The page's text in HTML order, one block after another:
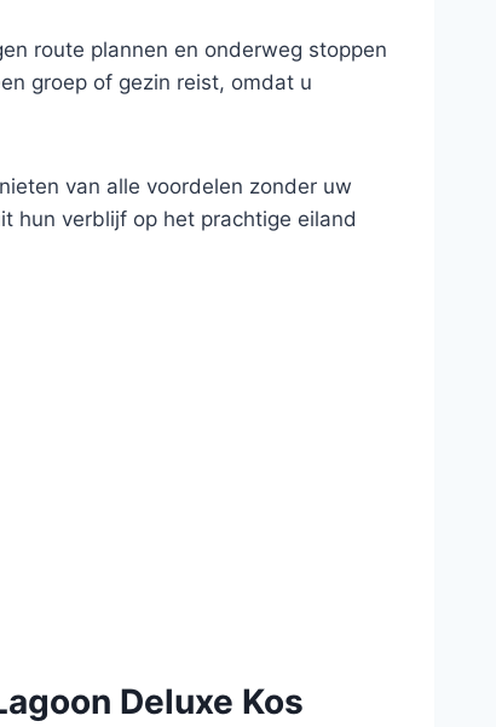
route plannen en onderweg stoppen
groep of gezin reist, omdat u
van alle voordelen zonder uw
hun verblijf op het prachtige eiland
Deluxe Kos